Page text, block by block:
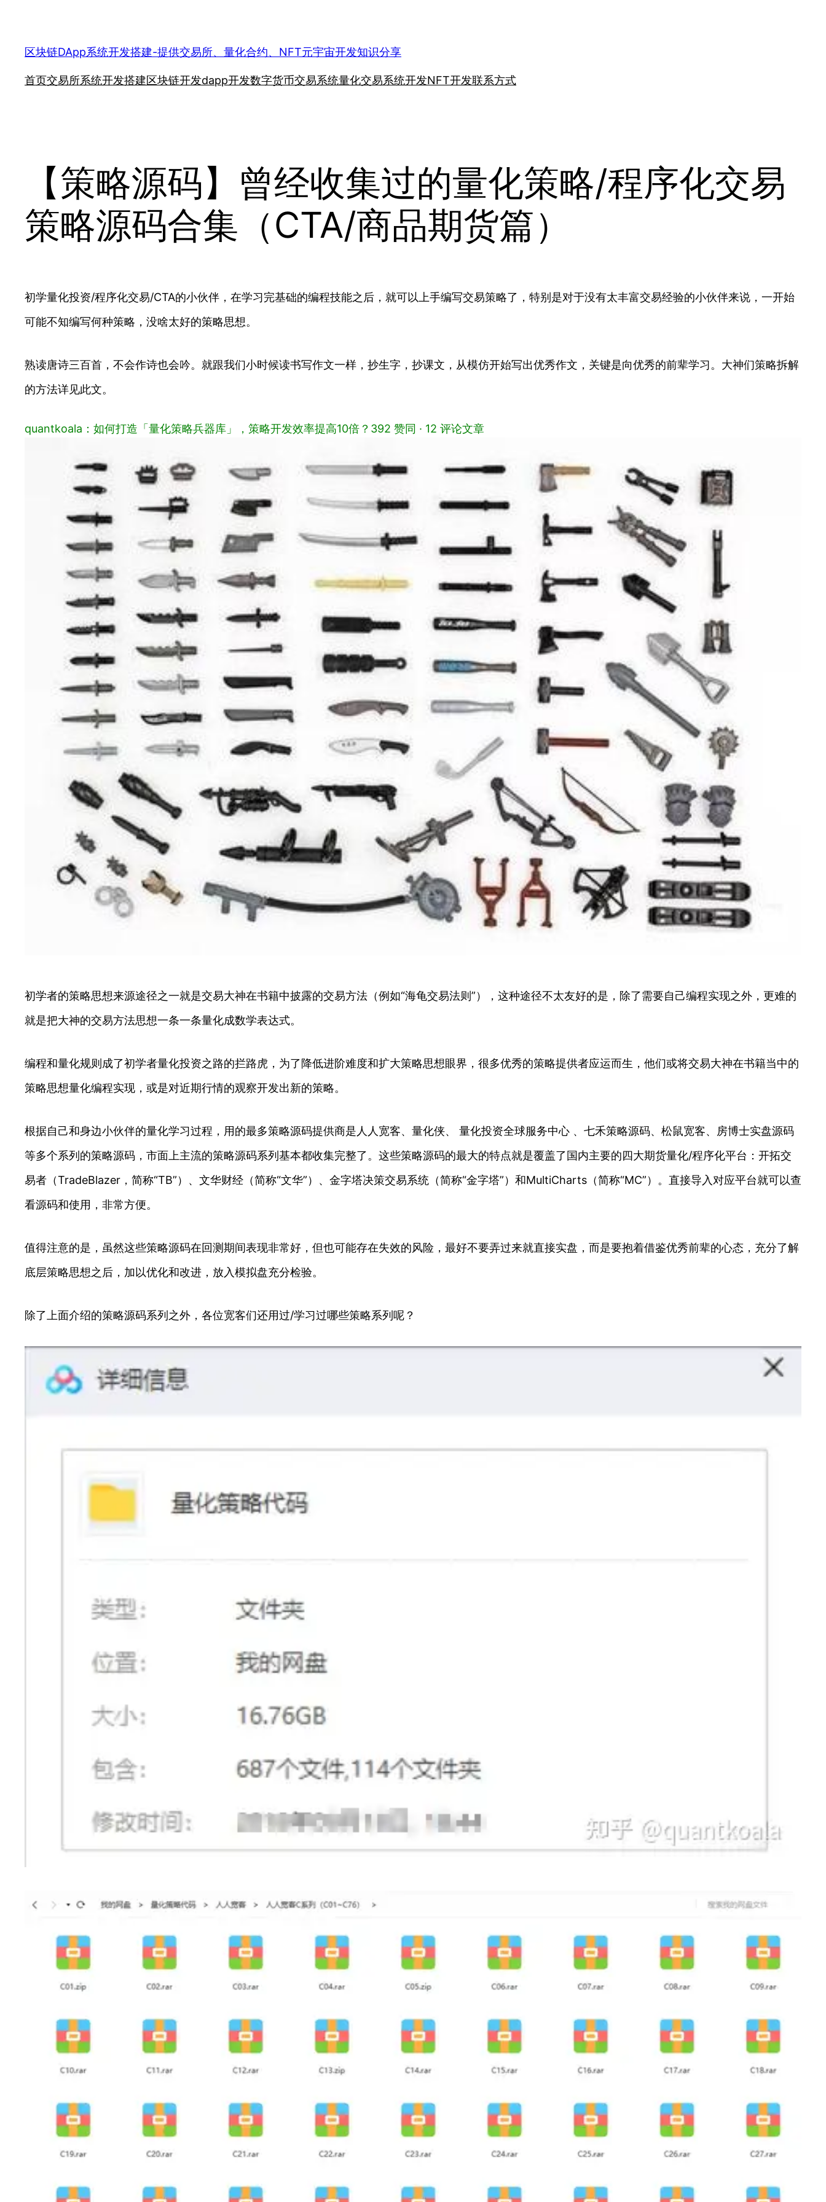
区块链DApp系统开发搭建-提供交易所、量化合约、NFT元宇宙开发知识分享
首页交易所系统开发搭建区块链开发dapp开发数字货币交易系统量化交易系统开发NFT开发联系方式
【策略源码】曾经收集过的量化策略/程序化交易
策略源码合集（CTA/商品期货篇）
初学量化投资/程序化交易/CTA的小伙伴，在学习完基础的编程技能之后，就可以上手编写交易策略了，特别是对于没有太丰富交易经验的小伙伴来说，一开始
可能不知编写何种策略，没啥太好的策略思想。
熟读唐诗三百首，不会作诗也会吟。就跟我们小时候读书写作文一样，抄生字，抄课文，从模仿开始写出优秀作文，关键是向优秀的前辈学习。大神们策略拆解
的方法详见此文。
quantkoala：如何打造「量化策略兵器库」，策略开发效率提高10倍？ 392 赞同 · 12 评论文章
初学者的策略思想来源途径之一就是交易大神在书籍中披露的交易方法（例如“海龟交易法则”），这种途径不太友好的是，除了需要自己编程实现之外，更难的
就是把大神的交易方法思想一条一条量化成数学表达式。
编程和量化规则成了初学者量化投资之路的拦路虎，为了降低进阶难度和扩大策略思想眼界，很多优秀的策略提供者应运而生，他们或将交易大神在书籍当中的
策略思想量化编程实现，或是对近期行情的观察开发出新的策略。
根据自己和身边小伙伴的量化学习过程，用的最多策略源码提供商是人人宽客、量化侠、 量化投资全球服务中心 、七禾策略源码、松鼠宽客、房博士实盘源码
等多个系列的策略源码，市面上主流的策略源码系列基本都收集完整了。这些策略源码的最大的特点就是覆盖了国内主要的四大期货量化/程序化平台：开拓交
易者（TradeBlazer，简称“TB”）、文华财经（简称“文华”）、金字塔决策交易系统（简称“金字塔”）和MultiCharts（简称“MC”）。直接导入对应平台就可以查
看源码和使用，非常方便。
值得注意的是，虽然这些策略源码在回测期间表现非常好，但也可能存在失效的风险，最好不要弄过来就直接实盘，而是要抱着借鉴优秀前辈的心态，充分了解
底层策略思想之后，加以优化和改进，放入模拟盘充分检验。
除了上面介绍的策略源码系列之外，各位宽客们还用过/学习过哪些策略系列呢？